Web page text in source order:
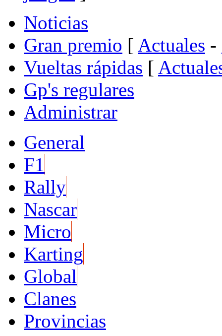
Noticias
Gran premio [ Actuales -
Vueltas rápidas [
Gp's regulares
Administrar
General
F1
Rally
Nascar
Micro
Karting
Global
Clanes
Provincias